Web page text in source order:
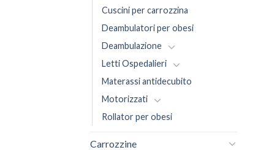
Cuscini per carrozzina
Deambulatori per obesi
Deambulazione
Letti Ospedalieri
Materassi antidecubito
Motorizzati
Rollator per obesi
Carrozzine